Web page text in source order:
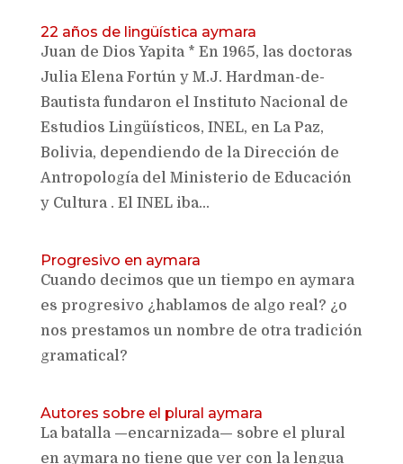
22 años de lingüística aymara
Juan de Dios Yapita * En 1965, las doctoras
Julia Elena Fortún y M.J. Hardman-de-
Bautista fundaron el Instituto Nacional de
Estudios Lingüísticos, INEL, en La Paz,
Bolivia, dependiendo de la Dirección de
Antropología del Ministerio de Educación
y Cultura . El INEL iba...
Progresivo en aymara
Cuando decimos que un tiempo en aymara
es progresivo ¿hablamos de algo real? ¿o
nos prestamos un nombre de otra tradición
gramatical?
Autores sobre el plural aymara
La batalla —encarnizada— sobre el plural
en aymara no tiene que ver con la lengua